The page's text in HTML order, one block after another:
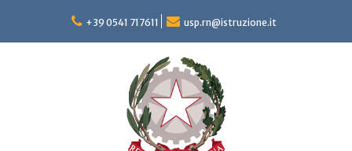
content
+39 0541 717611 usp.rn@istruzione.it